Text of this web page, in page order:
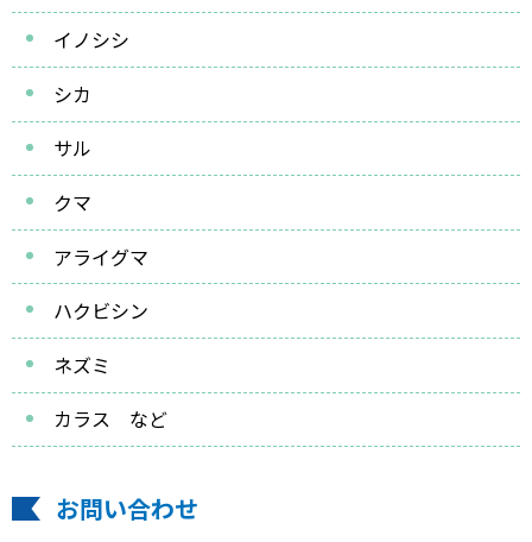
イノシシ
シカ
サル
クマ
アライグマ
ハクビシン
ネズミ
カラス など
お問い合わせ